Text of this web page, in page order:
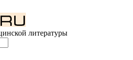
литературы